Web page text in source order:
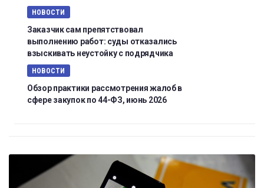
НОВОСТИ
Заказчик сам препятствовал
выполнению работ: суды отказались
взыскивать неустойку с подрядчика
НОВОСТИ
Обзор практики рассмотрения жалоб в
сфере закупок по 44-ФЗ, июнь 2026